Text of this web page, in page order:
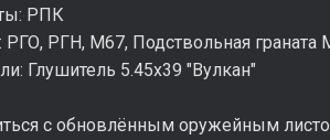
РПК
РГО, РГН, М67, Подствольная граната
Глушитель 5.45х39 "Вулкан"
с обновлённым оружейным